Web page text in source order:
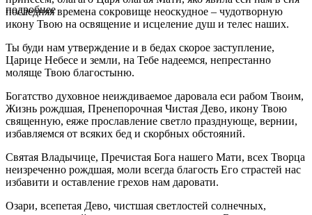
подробнее
последняя времена сокровище неоскудное – чудотворную
икону Твою на освящение и исцеление душ и телес наших.
Ты буди нам утверждение и в бедах скорое заступление,
Царице Небесе и земли, на Тебе надеемся, непрестанно
моляще Твою благостыню.
Богатство духовное неиждиваемое даровала еси рабом Твоим,
Жизнь рождшая, Пренепорочная Чистая Дево, икону Твою
священную, еяже прославление светло празднующе, вернии,
избавляемся от всяких бед и скорбных обстояний.
Святая Владычице, Пречистая Бога нашего Мати, всех Творца
неизреченно рождшая, моли всегда благость Его страстей нас
избавити и оставление грехов нам даровати.
Озари, всепетая Дево, чистшая светлостей солнечных,